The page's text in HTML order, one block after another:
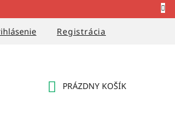
Registrácia
PRÁZDNY KOŠÍK